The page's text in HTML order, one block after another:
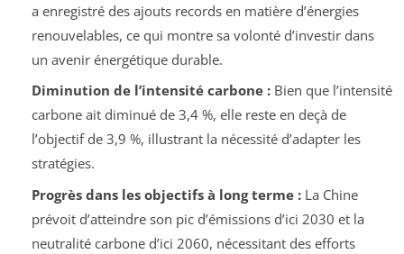
a enregistré des ajouts records en matière d’énergies
renouvelables, ce qui montre sa volonté d’investir dans
un avenir énergétique durable.
Diminution de l’intensité carbone :Bien que l’intensité
carbone ait diminué de 3,4 %, elle reste en deçà de
l’objectif de 3,9 %, illustrant la nécessité d’adapter les
stratégies.
Progrès dans les objectifs à long terme :La Chine
prévoit d’atteindre son pic d’émissions d’ici 2030 et la
neutralité carbone d’ici 2060, nécessitant des efforts